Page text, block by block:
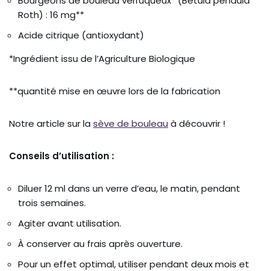
Roth) : 16 mg**
Acide citrique (antioxydant)
*Ingrédient issu de l’Agriculture Biologique
**quantité mise en œuvre lors de la fabrication
Notre article sur la sève de bouleau à découvrir !
Conseils d’utilisation :
Diluer 12 ml dans un verre d’eau, le matin, pendant
trois semaines.
Agiter avant utilisation.
À conserver au frais après ouverture.
Pour un effet optimal, utiliser pendant deux mois et